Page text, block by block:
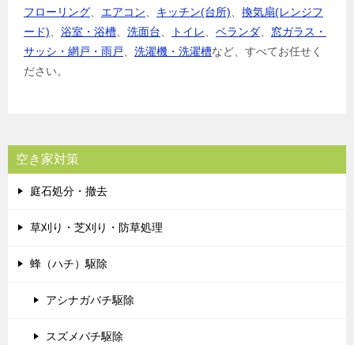
フローリング、 エアコン、 キッチン(台所)、 換気扇(レンジフ
ード)、 浴室・浴槽、 洗面台、 トイレ、 ベランダ、 窓ガラス・
サッシ・網戸・雨戸、 洗濯機・洗濯槽など、すべてお任せく
ださい。
空き家対策
庭石処分・撤去
草刈り・芝刈り・防草処理
蜂（ハチ）駆除
アシナガバチ駆除
スズメバチ駆除